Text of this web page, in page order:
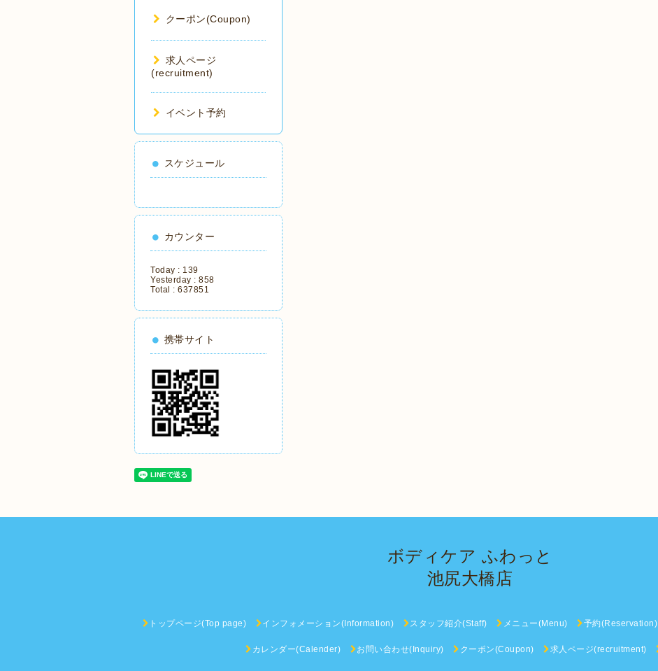
クーポン(Coupon)
求人ページ
(recruitment)
イベント予約
スケジュール
カウンター
Today : 139
Yesterday : 858
Total : 637851
携帯サイト
ボディケア ふわっと
池尻大橋店
トップページ(Top page) インフォメーション(Information) スタッフ紹介(Staff) メニュー(Menu) 予約(Reservation)
カレンダー(Calender) お問い合わせ(Inquiry) クーポン(Coupon) 求人ページ(recruitment)